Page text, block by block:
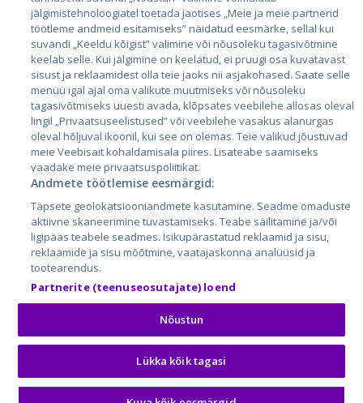
Läti
Leedu
City24.lv
City24.ee
GetaPro.lv
GetaPro.ee
Skelbiu.lt
Autoplius.lt
Aruodas.lt
CVbankas.lt
Kainos.lt
Paslaugos.lt
auto24.ee
Osta.ee
KuldneBörs.ee
jälgimistehnoloogiatel toetada jaotises „Meie ja meie partnerid
töötleme andmeid esitamiseks” näidatud eesmärke, sellal kui
suvandi „Keeldu kõigist” valimine või nõusoleku tagasivõtmine
keelab selle. Kui jälgimine on keelatud, ei pruugi osa kuvatavast
sisust ja reklaamidest olla teie jaoks nii asjakohased. Saate selle
menüü igal ajal oma valikute muutmiseks või nõusoleku
tagasivõtmiseks uuesti avada, klõpsates veebilehe allosas oleval
lingil „Privaatsuseelistused” või veebilehe vasakus alanurgas
oleval hõljuval ikoonil, kui see on olemas. Teie valikud jõustuvad
meie Veebisait kohaldamisala piires. Lisateabe saamiseks
vaadake meie privaatsuspoliitikat.
Andmete töötlemise eesmärgid:
Täpsete geolokatsiooniandmete kasutamine. Seadme omaduste
aktiivne skaneerimine tuvastamiseks. Teabe säilitamine ja/või
ligipääs teabele seadmes. Isikupärastatud reklaamid ja sisu,
reklaamide ja sisu mõõtmine, vaatajaskonna analüüsid ja
tootearendus.
Partnerite (teenuseosutajate) loend
Nõustun
Lükka kõik tagasi